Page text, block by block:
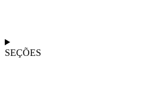
SEÇÕES